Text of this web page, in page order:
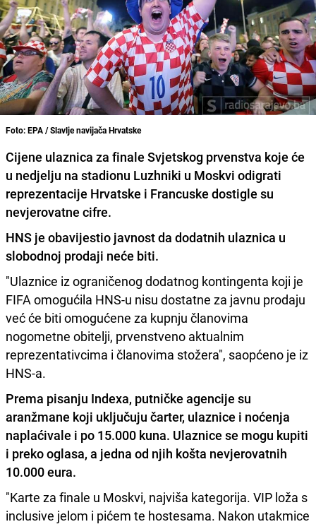
Foto: EPA / Slavlje navijača Hrvatske
Cijene ulaznica za finale Svjetskog prvenstva koje će
u nedjelju na stadionu Luzhniki u Moskvi odigrati
reprezentacije Hrvatske i Francuske dostigle su
nevjerovatne cifre.
HNS je obavijestio javnost da dodatnih ulaznica u
slobodnoj prodaji neće biti.
"Ulaznice iz ograničenog dodatnog kontingenta koji je
FIFA omogućila HNS-u nisu dostatne za javnu prodaju
već će biti omogućene za kupnju članovima
nogometne obitelji, prvenstveno aktualnim
reprezentativcima i članovima stožera", saopćeno je iz
HNS-a.
Prema pisanju Indexa, putničke agencije su
aranžmane koji uključuju čarter, ulaznice i noćenja
naplaćivale i po 15.000 kuna. Ulaznice se mogu kupiti
i preko oglasa, a jedna od njih košta nevjerovatnih
10.000 eura.
"Karte za finale u Moskvi, najviša kategorija. VIP loža s
inclusive jelom i pićem te hostesama. Nakon utakmice